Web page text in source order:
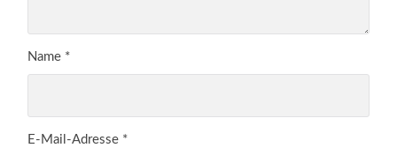
Name *
E-Mail-Adresse *